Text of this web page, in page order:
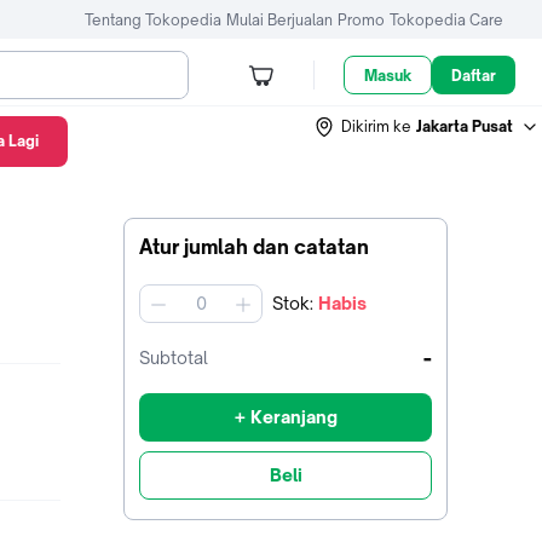
Tentang Tokopedia Mulai Berjualan Promo Tokopedia Care
Masuk Daftar
Dikirim ke Jakarta Pusat
Atur jumlah dan catatan
jumlah Stok: Habis
Subtotal -
+ Keranjang
Beli
Lagi